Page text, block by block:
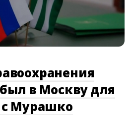
в Москву для
с Мурашко